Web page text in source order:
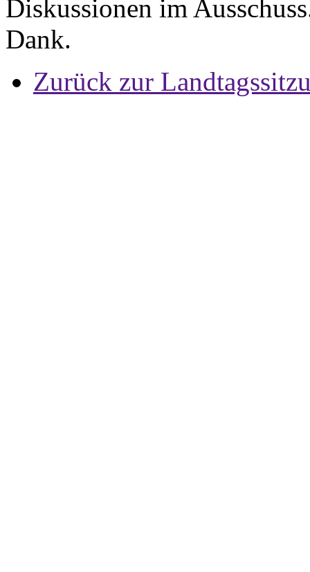
Diskussionen im
Dank.
Zurück zur